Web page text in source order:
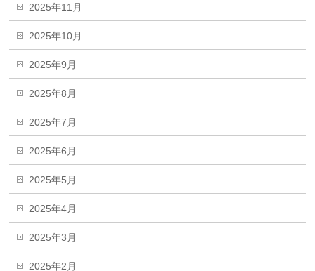
2025年11月
2025年10月
2025年9月
2025年8月
2025年7月
2025年6月
2025年5月
2025年4月
2025年3月
2025年2月